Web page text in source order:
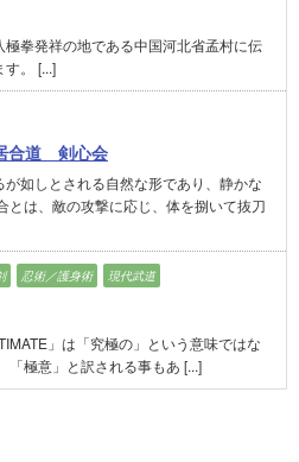
拳発祥の地である中国河北省孟村に伝
す。 [...]
合道 剣心会
如しとされる自然な形であり、静かな
とは、敵の攻撃に応じ、体を捌いて抜刀
忍術／護身術 現代武道
」は「究極の」という意味ではな
「極意」と訳される事もあ [...]